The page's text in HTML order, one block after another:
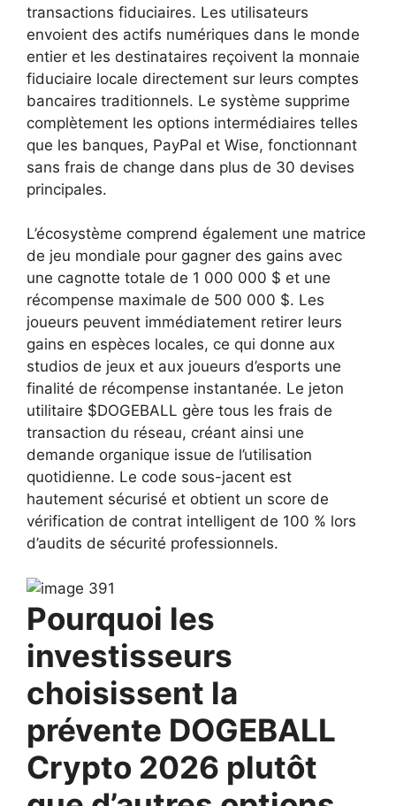
transactions fiduciaires. Les utilisateurs
envoient des actifs numériques dans le monde
entier et les destinataires reçoivent la monnaie
fiduciaire locale directement sur leurs comptes
bancaires traditionnels. Le système supprime
complètement les options intermédiaires telles
que les banques, PayPal et Wise, fonctionnant
sans frais de change dans plus de 30 devises
principales.
L’écosystème comprend également une matrice
de jeu mondiale pour gagner des gains avec
une cagnotte totale de 1 000 000 $ et une
récompense maximale de 500 000 $. Les
joueurs peuvent immédiatement retirer leurs
gains en espèces locales, ce qui donne aux
studios de jeux et aux joueurs d’esports une
finalité de récompense instantanée. Le jeton
utilitaire $DOGEBALL gère tous les frais de
transaction du réseau, créant ainsi une
demande organique issue de l’utilisation
quotidienne. Le code sous-jacent est
hautement sécurisé et obtient un score de
vérification de contrat intelligent de 100 % lors
d’audits de sécurité professionnels.
Pourquoi les
investisseurs
choisissent la
prévente DOGEBALL
Crypto 2026 plutôt